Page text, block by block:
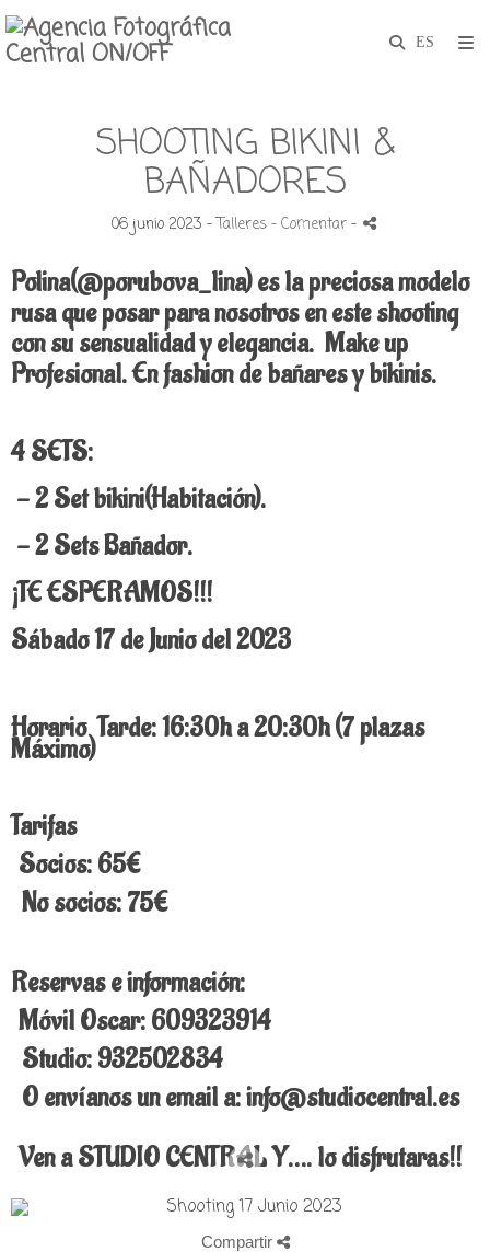
SHOOTING BIKINI &
BAÑADORES
06 junio 2023 -Talleres- Comentar-
Polina(@porubova_lina) es la preciosa modelo
rusa que posar para nosotros en este shooting
con su sensualidad y elegancia. Make up
Profesional. En fashion de bañares y bikinis.
4 SETS:
- 2 Set bikini(Habitación).
- 2 Sets Bañador.
¡TE ESPERAMOS!!!
Sábado 17 de Junio del 2023
Horario Tarde: 16:30h a 20:30h (7 plazas
Máximo)
Tarifas
Socios: 65€
No socios: 75€
Reservas e información:
Móvil Oscar: 609323914
Studio: 932502834
O envíanos un email a: info@studiocentral.es
Ven a STUDIO CENTRAL Y…. lo disfrutaras!!
Compartir